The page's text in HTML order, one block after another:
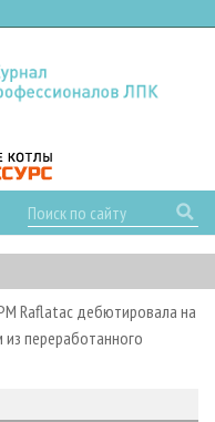
Raflatac дебютировала на
переработанного